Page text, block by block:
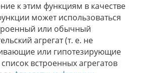
к этим функциям в качестве
может использоваться
или обычный
агрегат (т. е. не
или гипотезирующие
встроенных агрегатов